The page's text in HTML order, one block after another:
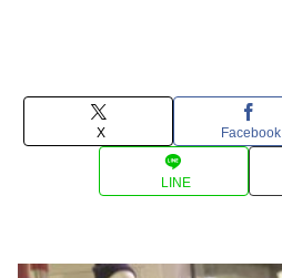
X Facebook
LINE